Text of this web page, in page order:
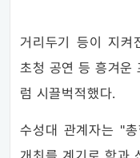
거리두기 등이 지켜
초청 공연 등 흥겨운
럼 시끌벅적했다.
수성대 관계자는 "